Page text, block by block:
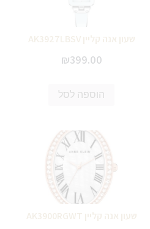
שעון אנה קליין AK3927LBSV
₪399.00
הוספה לסל
שעון אנה קליין AK3900RGWT